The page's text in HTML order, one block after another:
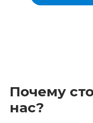
Почему
нас?